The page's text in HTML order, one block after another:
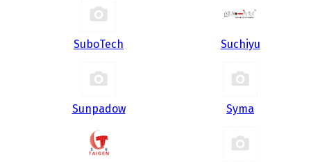
SuboTech Suchiyu
Sunpadow Syma